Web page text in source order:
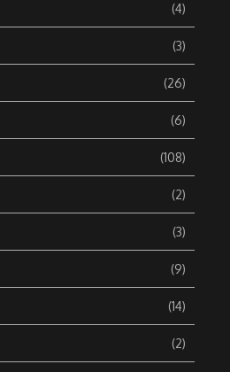
(4)
(3)
(26)
(6)
(108)
(2)
(3)
(9)
(14)
(2)